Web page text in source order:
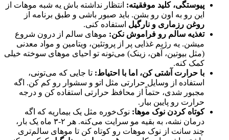
پیوستگی، کلید موفقیته: انتظار نداشته باش یه شبه موهات از
این رو به اون رو بشن. باید صبور باشی و طبق برنامه از
روغن رزماری و نارگیل استفاده کنی.
تغذیه سالم رو فراموش نکن: موهای سالم از درون شروع
میشن. یه رژیم غذایی پر از پروتئین، ویتامین و مواد معدنی
(مثل بیوتین، آهن، زینک) می‌تونه تو احیای موهای سوخته خیلی
کمک کنه.
با حرارت آشتی کن، اما با احتیاط: تا جایی که می‌تونی،
استفاده از وسایل حرارتی مثل اتو و سشوار رو کم کن. اگه
مجبور شدی، حتماً از محافظ حرارتی استفاده کن و درجه
حرارت رو پایین بیار.
کوتاه کردن نوک موها: نوک‌خوره مثل یک بیماریه که اگه
درمان نشه، به بقیه مو سرایت می‌کنه. هر ۲-۳ ماه یک بار،
چند سانت از نوک موهات رو کوتاه کن تا موهای سالم‌تری